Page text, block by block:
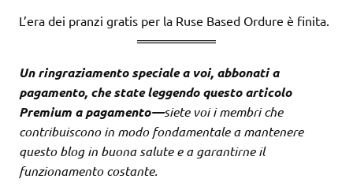
L’era dei pranzi gratis per la Ruse Based Ordure è finita.
Un ringraziamento speciale a voi, abbonati a
pagamento, che state leggendo questo articolo
Premium a pagamento—siete voi i membri che
contribuiscono in modo fondamentale a mantenere
questo blog in buona salute e a garantirne il
funzionamento costante.